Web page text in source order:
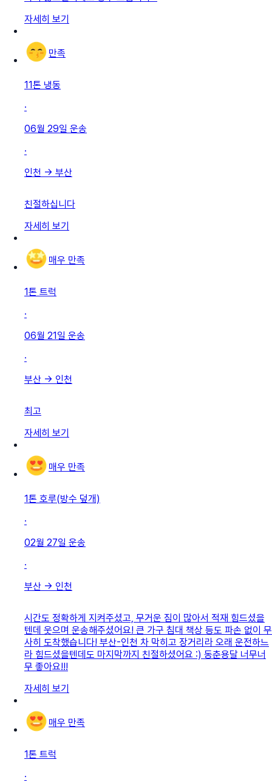
자세히 보기
만족
11톤 냉동
·
06월 29일 운송
·
인천 → 부산
친절하십니다
자세히 보기
매우 만족
1톤 트럭
·
06월 21일 운송
·
부산 → 인천
최고
자세히 보기
매우 만족
1톤 호루(방수 덮개)
·
02월 27일 운송
·
부산 → 인천
시간도 정확하게 지켜주셨고, 무거운 짐이 많아서 적재 힘드셨을
텐데 웃으며 운송해주셨어요! 큰 가구 침대 책상 등도 파손 없이 무
사히 도착했습니다! 부산-인천 차 막히고 장거리라 오래 운전하느
라 힘드셨을텐데도 마지막까지 친절하셨어요 :) 동춘용달 너무너
무 좋아요!!!
자세히 보기
매우 만족
1톤 트럭
·